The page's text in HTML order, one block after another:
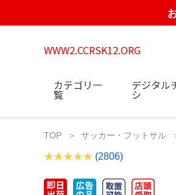
WWW2.CCRSK12.ORG
カテゴリ一
覧
デジタル
シ
TOP サッカー・フットサル
(2806)